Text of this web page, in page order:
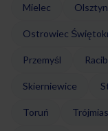
Mielec Olsztyn
Ostrowiec
Przemyśl
Skierniewice
Toruń